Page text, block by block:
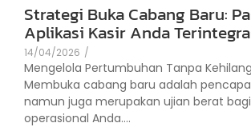
Strategi Buka Cabang Baru:
Aplikasi Kasir Anda
14/04/2026 /
Mengelola Pertumbuhan Tanpa
Membuka cabang baru adalah
namun juga merupakan ujian berat
operasional Anda....